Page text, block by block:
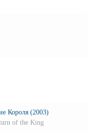
Короля (2003)
of the King